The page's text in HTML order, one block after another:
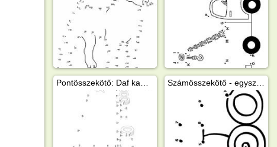
Számösszekötő - egyszerű mozdony